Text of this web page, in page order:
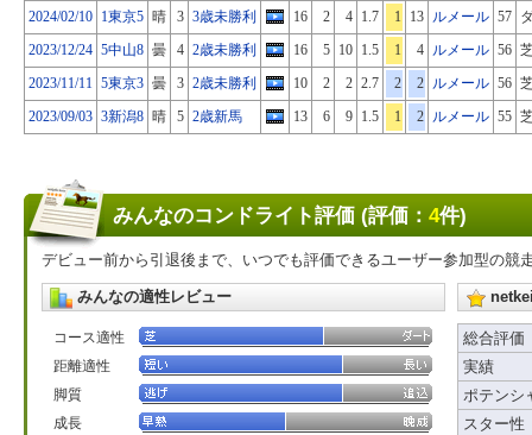
2024/02/10 1東京5 晴 3 3歳未勝利 16 2 4 1.7 1 13 ルメール 57
2023/12/24 5中山8 曇 4 2歳未勝利 16 5 10 1.5 1 4 ルメール 56
2023/11/11 5東京3 曇 3 2歳未勝利 10 2 2 2.7 2 2 ルメール 56
2023/09/03 3新潟8 晴 5 2歳新馬 13 6 9 1.5 1 2 ルメール 55
みんなのコンドライト評価 (評価： 4件)
デビュー前から引退後まで、いつでも評価できるユーザー参加型の競
みんなの適性レビュー
コース適性
距離適性
脚質
成長
総合評価
実績
ポテンシ
スター性